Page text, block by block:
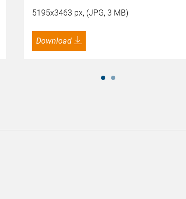
5195x3463 px, (JPG, 3 MB)
Download